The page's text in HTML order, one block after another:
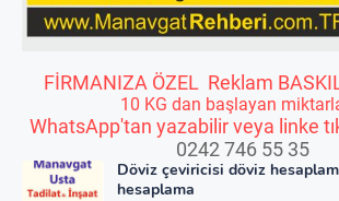
FİRMANIZA ÖZEL Reklam
10 KG dan başlayan
WhatsApp'tan yazabilir veya linke
0242 746 55 35
Döviz çeviricisi döviz
hesaplama